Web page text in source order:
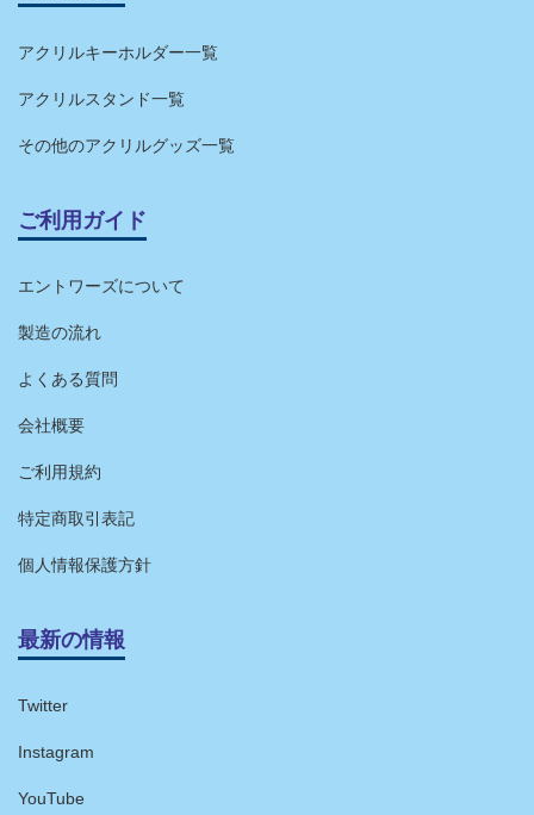
アクリルキーホルダー一覧
アクリルスタンド一覧
その他のアクリルグッズ一覧
ご利用ガイド
エントワーズについて
製造の流れ
よくある質問
会社概要
ご利用規約
特定商取引表記
個人情報保護方針
最新の情報
Twitter
Instagram
YouTube